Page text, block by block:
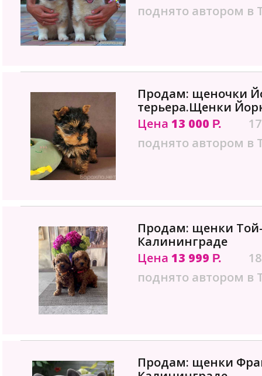
поднято автором в
Продам: щеночки
терьера.Щенки
Цена 13 000 Р.
поднято автором в
Продам: щенки
Калининграде
Цена 13 999 Р.
поднято автором в
Продам: щенки